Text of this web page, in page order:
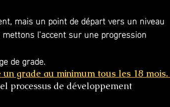
mais un point de départ vers un niveau
l’accent sur une progression
de grade.
grade au minimum tous les 18 mois.
processus de développement